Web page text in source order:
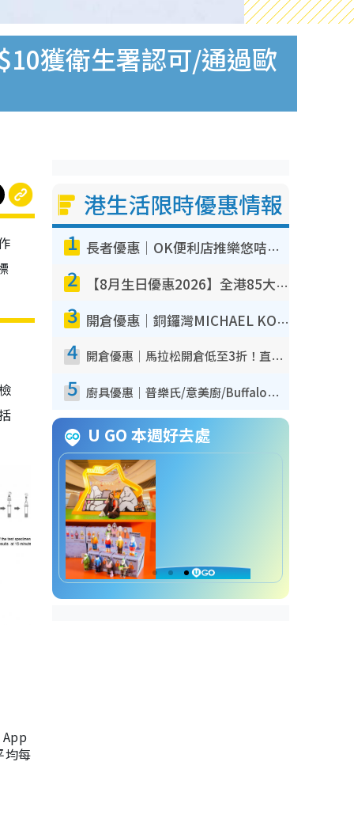
獲衛生署認可/通過歐
均每
港生活限時優惠情報
1 長者優惠｜OK便利店推樂悠咭優惠！買麵包/牛奶/保健品拍卡即減
2 【8月生日優惠2026】全港85大食買玩著數攻略 自助餐/火鍋放題同行免費＋誠品/DONKI送現金券
3 開倉優惠｜銅鑼灣MICHAEL KORS開倉低至17折！直擊$500起買手袋/銀包/鞋款 必買經典Jet Set系列
4 開倉優惠｜馬拉松開倉低至3折！直擊$99起買adidas／New Balance／Puma鞋款 STANLEY保溫杯劈價至$119起
5 廚具優惠｜普樂氏/意美廚/Buffalo廚具低至3折！$89起買煎鍋／炒鑊／個人鍋 同場小家電激減至$99起
U GO 本週好去處